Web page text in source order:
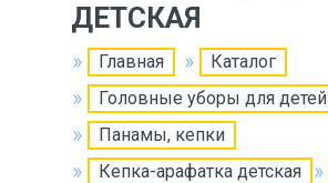
ДЕТСКАЯ
Главная
Каталог
Головные уборы для детей
Панамы, кепки
Кепка-арафатка детская